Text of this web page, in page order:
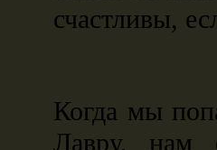
счастливы,
Когда мы
Лавру, нам